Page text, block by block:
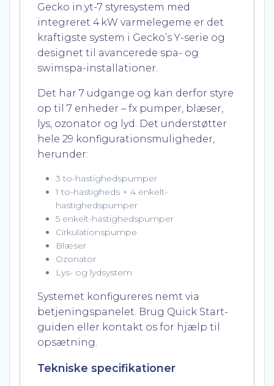
Gecko in.yt-7 styresystem med
integreret 4 kW varmelegeme er det
kraftigste system i Gecko’s Y-serie og
designet til avancerede spa- og
swimspa-installationer.
Det har 7 udgange og kan derfor styre
op til 7 enheder – fx pumper, blæser,
lys, ozonator og lyd. Det understøtter
hele 29 konfigurationsmuligheder,
herunder:
3 to-hastighedspumper
1 to-hastigheds + 4 enkelt-
hastighedspumper
5 enkelt-hastighedspumper
Cirkulationspumpe
Blæser
Ozonator
Lys- og lydsystem
Systemet konfigureres nemt via
betjeningspanelet. Brug Quick Start-
guiden eller kontakt os for hjælp til
opsætning.
Tekniske specifikationer